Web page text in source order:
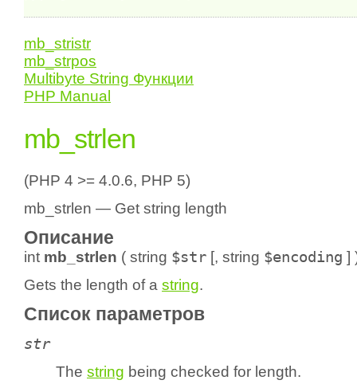
mb_stristr
mb_strpos
Multibyte String Функции
PHP Manual
mb_strlen
(PHP 4 >= 4.0.6, PHP 5)
mb_strlen — Get string length
Описание
int mb_strlen ( string $str [, string $encoding ]
Gets the length of a string.
Список параметров
str
The string being checked for length.